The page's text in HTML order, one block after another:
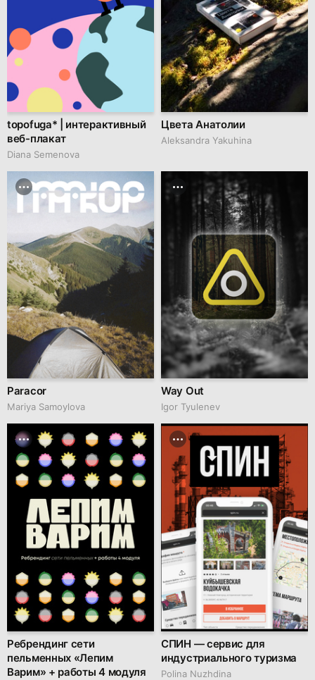
topofuga* | интерактивный
веб-плакат
Diana Semenova
Цвета Анатолии
Aleksandra Yakuhina
Paracor
Mariya Samoylova
Way Out
Igor Tyulenev
Ребрендинг сети
пельменных «Лепим
Варим» + работы 4 модуля
СПИН — сервис для
индустриального туризма
Polina Nuzhdina